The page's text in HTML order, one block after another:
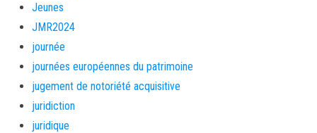
Jeunes
JMR2024
journée
journées européennes du patrimoine
jugement de notoriété acquisitive
juridiction
juridique